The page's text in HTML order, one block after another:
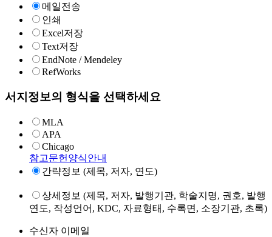
메일전송
인쇄
Excel저장
Text저장
EndNote / Mendeley
RefWorks
서지정보의 형식을 선택하세요
MLA
APA
Chicago
참고문헌양식안내
간략정보 (제목, 저자, 연도)
상세정보 (제목, 저자, 발행기관, 학술지명, 권호, 발행
연도, 작성언어, KDC, 자료형태, 수록면, 소장기관, 초록)
수신자 이메일